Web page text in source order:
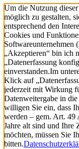
Um die Nutzung
möglich zu gestalten,
entsprechend den
Cookies und
„Akzeptieren“ bin ich
„Datenerfassung
einverstanden.Im
Klick auf
jederzeit mit Wirkung
Datenweitergabe in
willigen Sie ein, dass
werden – gem. Art.
Jahre alt sind und
möchten, müssen Sie
bitten.